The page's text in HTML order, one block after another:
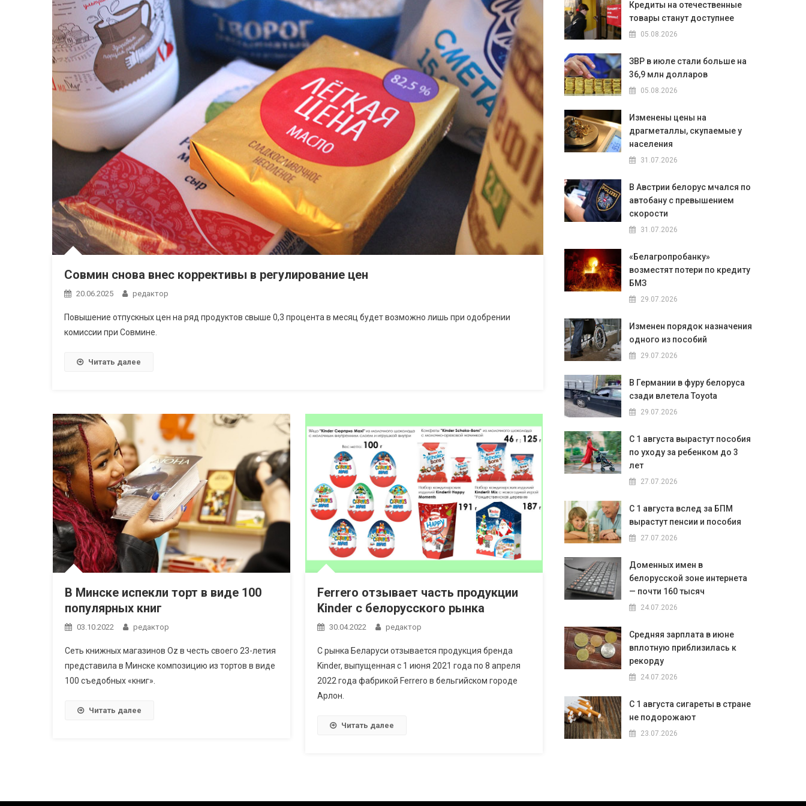
Совмин снова внес коррективы в регулирование цен
20.06.2025 редактор
Повышение отпускных цен на ряд продуктов свыше 0,3 процента в месяц будет возможно лишь при одобрении
комиссии при Совмине.
Читать далее
В Минске испекли торт в виде 100
популярных книг
03.10.2022 редактор
Сеть книжных магазинов Oz в честь своего 23-летия
представила в Минске композицию из тортов в виде
100 съедобных «книг».
Читать далее
Ferrero отзывает часть продукции
Kinder с белорусского рынка
30.04.2022 редактор
С рынка Беларуси отзывается продукция бренда
Kinder, выпущенная с 1 июня 2021 года по 8 апреля
2022 года фабрикой Ferrero в бельгийском городе
Арлон.
Читать далее
Кредиты на отечественные
товары станут доступнее
05.08.2026
ЗВР в июле стали больше на
36,9 млн долларов
05.08.2026
Изменены цены на
драгметаллы, скупаемые у
населения
31.07.2026
В Австрии белорус мчался по
автобану с превышением
скорости
31.07.2026
«Белагропробанку»
возместят потери по кредиту
БМЗ
29.07.2026
Изменен порядок назначения
одного из пособий
29.07.2026
В Германии в фуру белоруса
сзади влетела Toyota
29.07.2026
С 1 августа вырастут пособия
по уходу за ребенком до 3
лет
27.07.2026
С 1 августа вслед за БПМ
вырастут пенсии и пособия
27.07.2026
Доменных имен в
белорусской зоне интернета
— почти 160 тысяч
24.07.2026
Средняя зарплата в июне
вплотную приблизилась к
рекорду
24.07.2026
С 1 августа сигареты в стране
не подорожают
23.07.2026